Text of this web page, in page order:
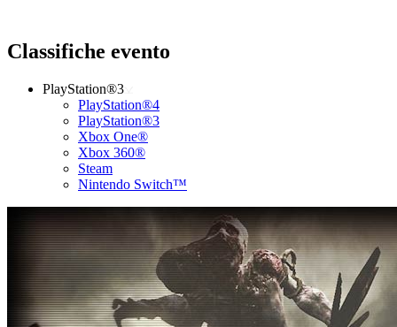
Classifiche evento
PlayStation®3
PlayStation®4
PlayStation®3
Xbox One®
Xbox 360®
Steam
Nintendo Switch™